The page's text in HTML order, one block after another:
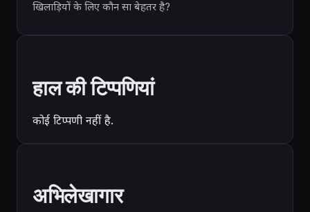
खिलाड़ियों के लिए कौन सा बेहतर है?
हाल की टिप्पणियां
कोई टिप्पणी नहीं है.
अभिलेखागार